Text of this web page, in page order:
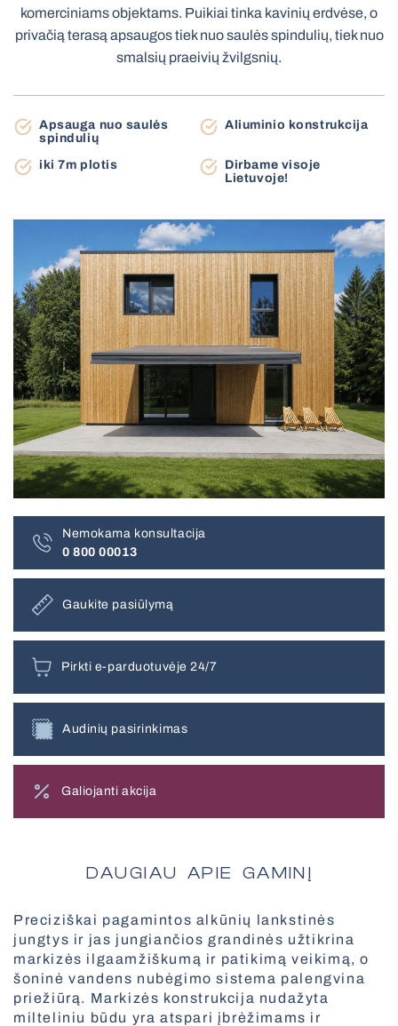
Elektriniai roletai MOTIONBLINDS
Roletai stogo langams
Fasado roletai
Elektrinės medinės žaliuzės
Plisuotos žaliuzės
Plisuotos žaliuzės stogo langams
Skandinaviško stiliaus žaliuzės
Elektrinės žaliuzės MOTIONBLINDS
Išmanus valdymas SOMFY
Elektriniai karnizai
Plisuoti tinkleliai
Tinkleliai durims
Elektriniai karnizai
Vartų automatika
Pramoniniai garažo vartai
Panoraminiai vartai
Dokinės sistemos
Terasinės markizės
Markizė stikliniam stogui
Balkoninės markizės
Stoginė automobiliui
Lauko sandėliukas
BBQ pergola
komerciniams objektams. Puikiai tinka kavinių erdvėse, o
privačią terasą apsaugos tiek nuo saulės spindulių, tiek nuo
smalsių praeivių žvilgsnių.
Apsauga nuo saulės
spindulių
Aliuminio konstrukcija
iki 7m plotis
Dirbame visoje
Lietuvoje!
Nemokama konsultacija
0 800 00013
Gaukite pasiūlymą
Pirkti e-parduotuvėje 24/7
Audinių pasirinkimas
Galiojanti akcija
DAUGIAU APIE GAMINĮ
Preciziškai pagamintos alkūnių lankstinės
jungtys ir jas jungiančios grandinės užtikrina
markizės ilgaamžiškumą ir patikimą veikimą, o
šoninė vandens nubėgimo sistema palengvina
priežiūrą. Markizės konstrukcija nudažyta
milteliniu būdu yra atspari įbrėžimams ir